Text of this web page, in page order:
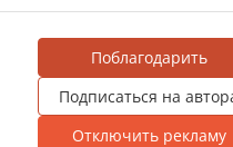
Поблагодарить
Подписаться на
Отключить рекламу